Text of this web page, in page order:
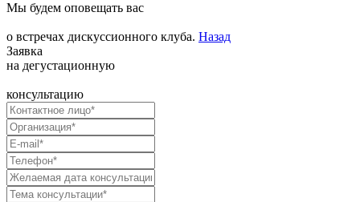
Мы будем оповещать вас
о встречах дискуссионного клуба. Назад
Заявка
на дегустационную
консультацию